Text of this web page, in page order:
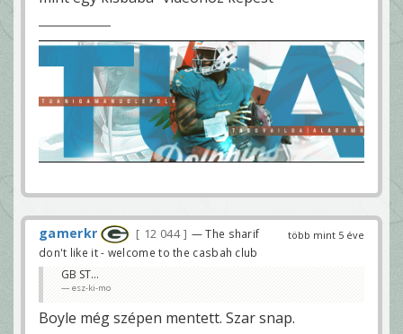
több mint 5 éve
gamerkr 12 044
— The sharif
don't like it - welcome to the casbah club
GB ST...
esz-ki-mo
Boyle még szépen mentett. Szar snap.